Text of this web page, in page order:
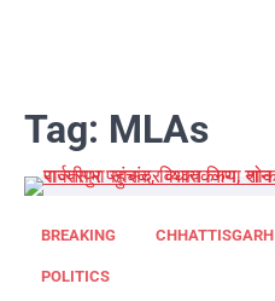
Tag: MLAs
BREAKING CHHATTISGARH
POLITICS